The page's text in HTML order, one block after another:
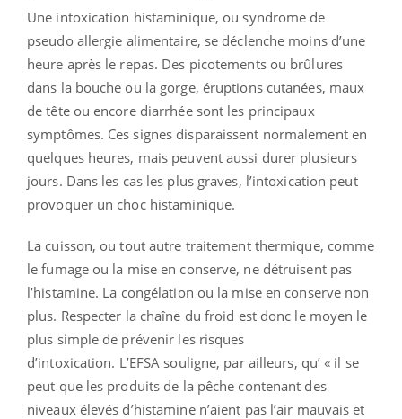
Une intoxication histaminique, ou syndrome de
pseudo allergie alimentaire, se déclenche moins d’une
heure après le repas. Des picotements ou brûlures
dans la bouche ou la gorge, éruptions cutanées, maux
de tête ou encore diarrhée sont les principaux
symptômes. Ces signes disparaissent normalement en
quelques heures, mais peuvent aussi durer plusieurs
jours. Dans les cas les plus graves, l’intoxication peut
provoquer un choc histaminique.
La cuisson, ou tout autre traitement thermique, comme
le fumage ou la mise en conserve, ne détruisent pas
l’histamine. La congélation ou la mise en conserve non
plus. Respecter la chaîne du froid est donc le moyen le
plus simple de prévenir les risques
d’intoxication. L’EFSA souligne, par ailleurs, qu’ « il se
peut que les produits de la pêche contenant des
niveaux élevés d’histamine n’aient pas l’air mauvais et